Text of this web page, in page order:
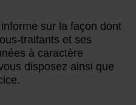
sur la façon dont
traitants et ses
à caractère
disposez ainsi que